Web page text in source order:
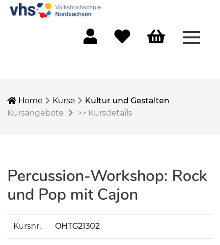
Home Kurse
Kultur und Gestalten
Kursangebote
>> Kursdetails
Percussion-Workshop: Rock
und Pop mit Cajon
Kursnr. OHTG21302